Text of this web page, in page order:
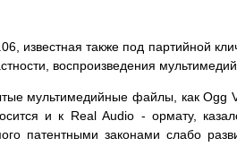
известная также под партийной
воспроизведения
мультимедийные файлы, как Ogg
и к Real Audio - ормату,
патентными законами слабо